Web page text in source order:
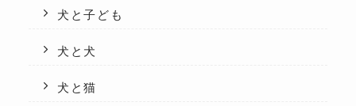
犬と子ども
犬と犬
犬と猫